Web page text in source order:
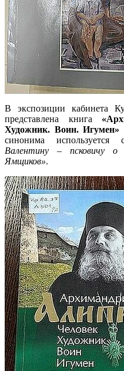
В экспозиции кабинета
представлена книга
Художник. Воин. Игумен»
синонима используется
Валентину – псковичу о
Ямщиков».